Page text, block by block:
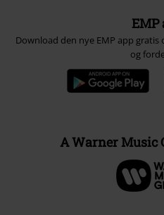
EMP
Download den nye EMP app
og
A Warner Music